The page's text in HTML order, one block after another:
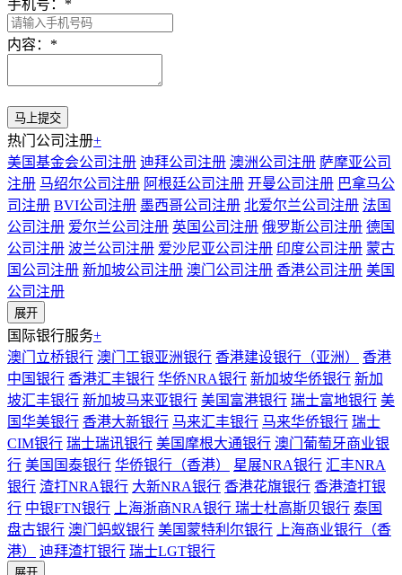
手机号： *
内容： *
热门公司注册+
美国基金会公司注册 迪拜公司注册 澳洲公司注册 萨摩亚公司
注册 马绍尔公司注册 阿根廷公司注册 开曼公司注册 巴拿马公
司注册 BVI公司注册 墨西哥公司注册 北爱尔兰公司注册 法国
公司注册 爱尔兰公司注册 英国公司注册 俄罗斯公司注册 德国
公司注册 波兰公司注册 爱沙尼亚公司注册 印度公司注册 蒙古
国公司注册 新加坡公司注册 澳门公司注册 香港公司注册 美国
公司注册
展开
国际银行服务+
澳门立桥银行 澳门工银亚洲银行 香港建设银行（亚洲）
香港
中国银行 香港汇丰银行 华侨NRA银行 新加坡华侨银行 新加
坡汇丰银行 新加坡马来亚银行 美国富港银行 瑞士富地银行 美
国华美银行 香港大新银行 马来汇丰银行 马来华侨银行 瑞士
CIM银行 瑞士瑞讯银行 美国摩根大通银行 澳门葡萄牙商业银
行 美国国泰银行 华侨银行（香港） 星展NRA银行 汇丰NRA
银行 渣打NRA银行 大新NRA银行 香港花旗银行 香港渣打银
行 中银FTN银行 上海浙商NRA银行 瑞士杜高斯贝银行 泰国
盘古银行 澳门蚂蚁银行 美国蒙特利尔银行
上海商业银行（香
港）
迪拜渣打银行 瑞士LGT银行